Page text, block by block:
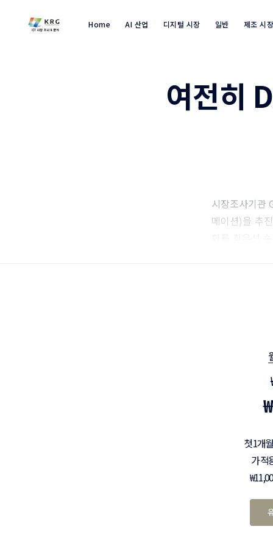
Home AI 산업 디지털 시장 일반 제조 시
여전히
시장조사기관
메이션)을 추
₩
첫 1개
가 적